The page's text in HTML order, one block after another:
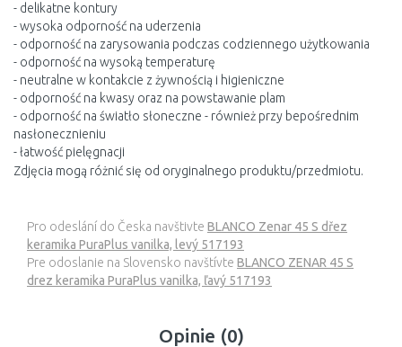
- delikatne kontury
- wysoka odporność na uderzenia
- odporność na zarysowania podczas codziennego użytkowania
- odporność na wysoką temperaturę
- neutralne w kontakcie z żywnością i higieniczne
- odporność na kwasy oraz na powstawanie plam
- odporność na światło słoneczne - również przy bepośrednim
nasłonecznieniu
- łatwość pielęgnacji
Zdjęcia mogą różnić się od oryginalnego produktu/przedmiotu.
Pro odeslání do Česka navštivte BLANCO Zenar 45 S dřez
keramika PuraPlus vanilka, levý 517193
Pre odoslanie na Slovensko navštívte BLANCO ZENAR 45 S
drez keramika PuraPlus vanilka, ľavý 517193
Opinie (0)